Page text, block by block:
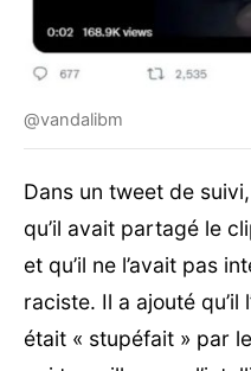
@vandalibm
Dans un tweet de
qu’il avait partagé le
et qu’il ne l’avait pas
raciste. Il a ajouté qu’il
était « stupéfait » par